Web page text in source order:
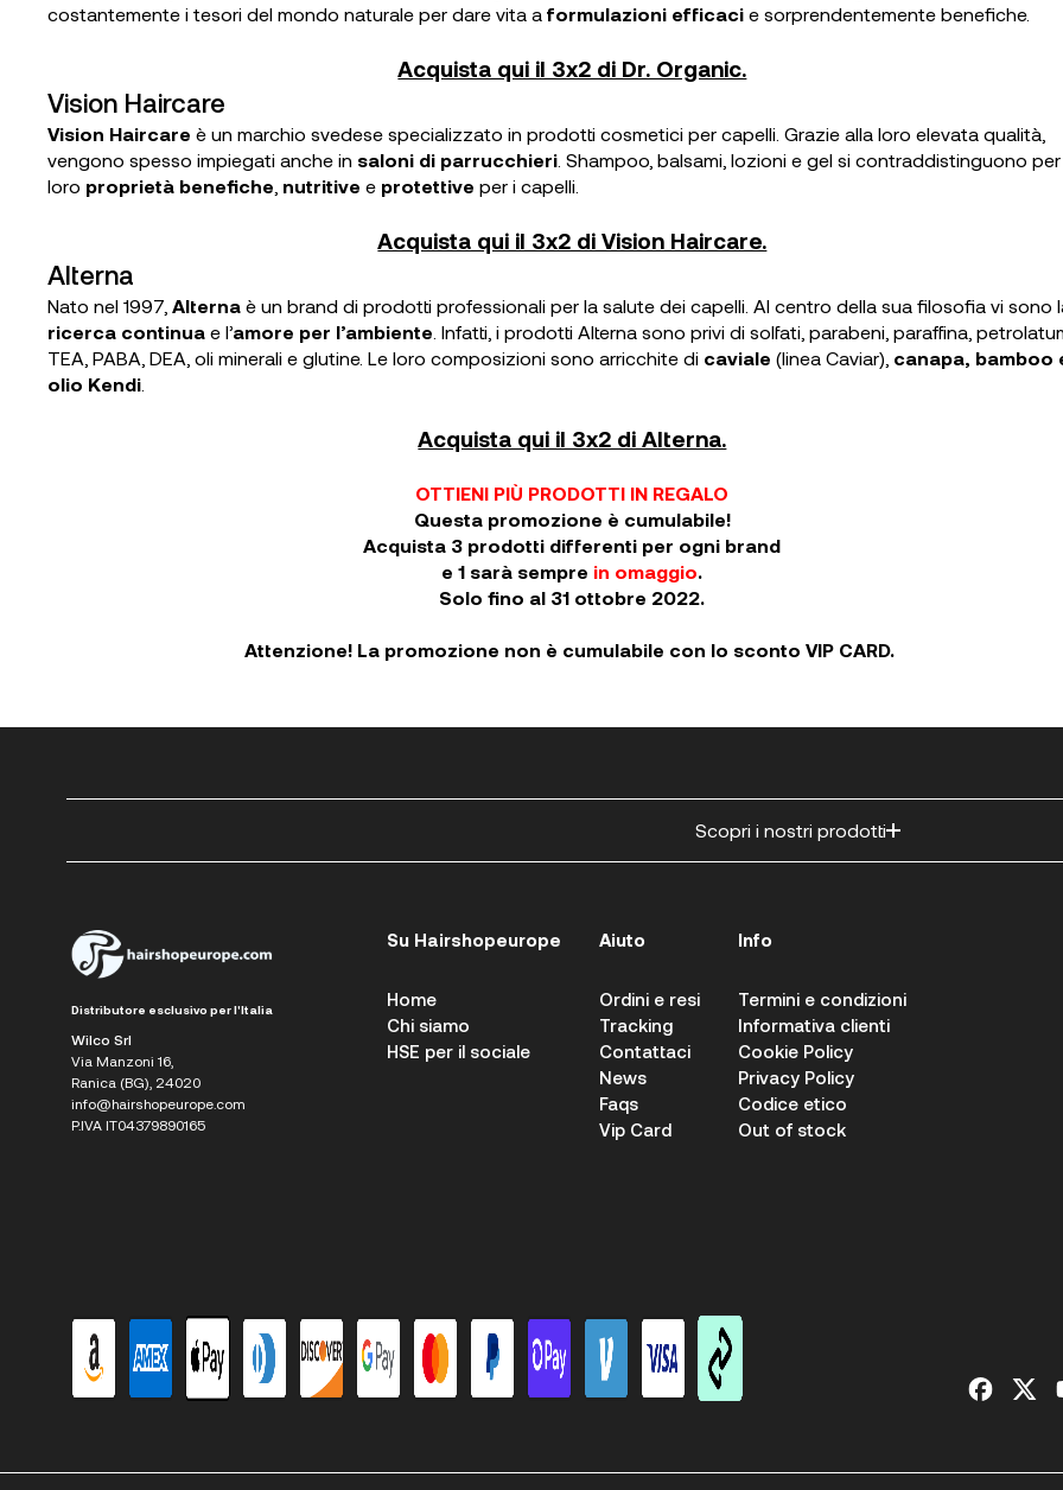
costantemente i tesori del mondo naturale per dare vita a formulazioni efficaci e sorprendentemente benefiche.
Acquista qui il 3x2 di Dr. Organic.
Vision Haircare
Vision Haircare è un marchio svedese specializzato in prodotti cosmetici per capelli. Grazie alla loro elevata qualità,
vengono spesso impiegati anche in saloni di parrucchieri . Shampoo, balsami, lozioni e gel si contraddistinguono
loro proprietà benefiche nutritive e protettive per i capelli.
Acquista qui il 3x2 di Vision Haircare.
Alterna
Nato nel 1997, Alterna è un brand di prodotti professionali per la salute dei capelli. Al centro della sua filosofia vi sono
ricerca continua e l’amore per l’ambiente . Infatti, i prodotti Alterna sono privi di solfati, parabeni, paraffina,
TEA, PABA, DEA, oli minerali e glutine. Le loro composizioni sono arricchite di caviale (linea Caviar), canapa, bamboo
olio Kendi
Acquista qui il 3x2 di Alterna.
OTTIENI PIÙ PRODOTTI IN REGALO
Questa promozione è cumulabile!
Acquista 3 prodotti differenti per ogni brand
e 1 sarà sempre in omaggio.
Solo fino al 31 ottobre 2022.
Attenzione! La promozione non è cumulabile con lo sconto VIP CARD.
Scopri i nostri prodotti
Distributore esclusivo per l'Italia
Wilco Srl
Via Manzoni 16,
Ranica (BG), 24020
info@hairshopeurope.com
P.IVA IT04379890165
Su Hairshopeurope
Home
Chi siamo
HSE per il sociale
Aiuto
Ordini e resi
Tracking
Contattaci
News
Faqs
Vip Card
Info
Termini e condizioni
Informativa clienti
Cookie Policy
Privacy Policy
Codice etico
Out of stock